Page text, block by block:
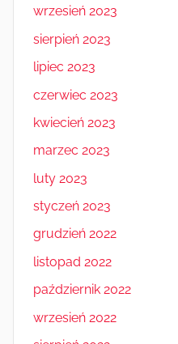
wrzesień 2023
sierpień 2023
lipiec 2023
czerwiec 2023
kwiecień 2023
marzec 2023
luty 2023
styczeń 2023
grudzień 2022
listopad 2022
październik 2022
wrzesień 2022